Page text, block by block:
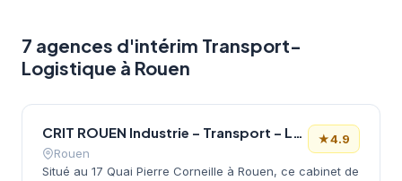
7 agences d'intérim Transport-
Logistique à Rouen
CRIT ROUEN Industrie – Transport – Logistique
Rouen
★4.9
Situé au 17 Quai Pierre Corneille à Rouen, ce cabinet de